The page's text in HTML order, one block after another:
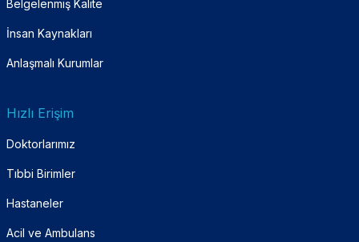
Belgelenmiş Kalite
İnsan Kaynakları
Anlaşmalı Kurumlar
Hızlı Erişim
Doktorlarımız
Tıbbi Birimler
Hastaneler
Acil ve Ambulans